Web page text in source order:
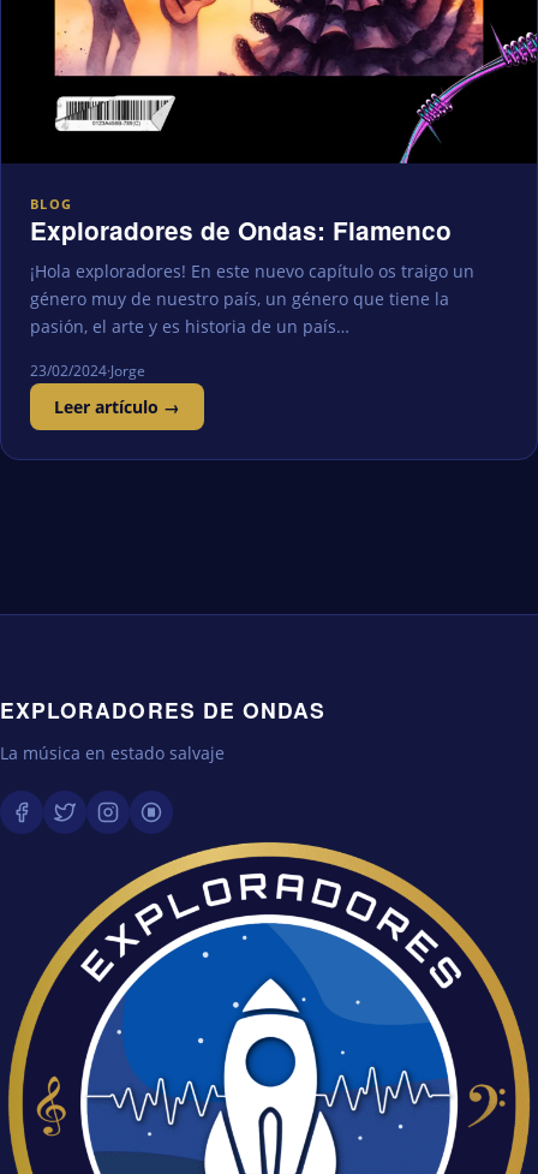
BLOG
Exploradores de Ondas: Flamenco
¡Hola exploradores! En este nuevo capítulo os traigo un
género muy de nuestro país, un género que tiene la
pasión, el arte y es historia de un país…
23/02/2024·Jorge
Leer artículo →
EXPLORADORES DE ONDAS
La música en estado salvaje